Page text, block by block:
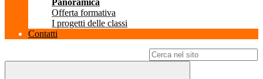
Panoramica
Offerta formativa
I progetti delle classi
Contatti